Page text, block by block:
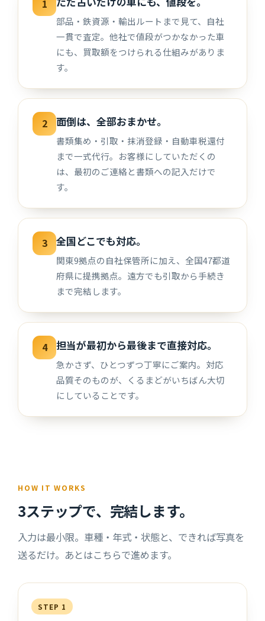
1
部品・鉄資源・輸出ルートまで見て、自社
一貫で査定。他社で値段がつかなかった車
にも、買取額をつけられる仕組みがありま
す。
2 面倒は、全部おまかせ。
書類集め・引取・抹消登録・自動車税還付
まで一式代行。お客様にしていただくの
は、最初のご連絡と書類への記入だけで
す。
3 全国どこでも対応。
関東9拠点の自社保管所に加え、全国47都道
府県に提携拠点。遠方でも引取から手続き
まで完結します。
4 担当が最初から最後まで直接対応。
急かさず、ひとつずつ丁寧にご案内。対応
品質そのものが、くるまどがいちばん大切
にしていることです。
HOW IT WORKS
3ステップで、完結します。
入力は最小限。車種・年式・状態と、できれば写真を
送るだけ。あとはこちらで進めます。
STEP 1